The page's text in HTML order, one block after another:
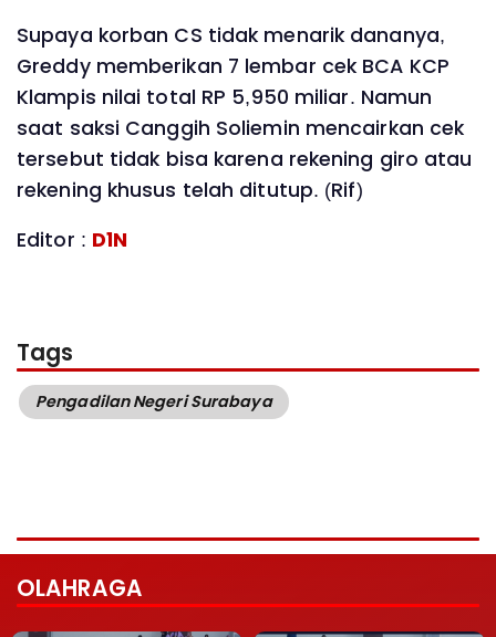
Supaya korban CS tidak menarik dananya,
Greddy memberikan 7 lembar cek BCA KCP
Klampis nilai total RP 5,950 miliar. Namun
saat saksi Canggih Soliemin mencairkan cek
tersebut tidak bisa karena rekening giro atau
rekening khusus telah ditutup. (Rif)
Editor : D1N
Tags
Pengadilan Negeri Surabaya
OLAHRAGA